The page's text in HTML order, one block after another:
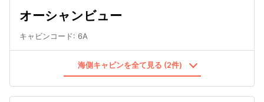
オーシャンビュー
キャビンコード: 6A
海側キャビンを全て見る (2件)